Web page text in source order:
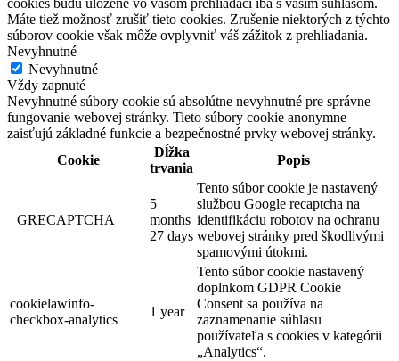
cookies budú uložené vo vašom prehliadači iba s vaším súhlasom.
Máte tiež možnosť zrušiť tieto cookies. Zrušenie niektorých z týchto
súborov cookie však môže ovplyvniť váš zážitok z prehliadania.
Nevyhnutné
Nevyhnutné
Vždy zapnuté
Nevyhnutné súbory cookie sú absolútne nevyhnutné pre správne
fungovanie webovej stránky. Tieto súbory cookie anonymne
zaisťujú základné funkcie a bezpečnostné prvky webovej stránky.
Cookie
Dĺžka
trvania
Popis
_GRECAPTCHA
5
months
27 days
Tento súbor cookie je nastavený
službou Google recaptcha na
identifikáciu robotov na ochranu
webovej stránky pred škodlivými
spamovými útokmi.
cookielawinfo-
checkbox-analytics
1 year
Tento súbor cookie nastavený
doplnkom GDPR Cookie
Consent sa používa na
zaznamenanie súhlasu
používateľa s cookies v kategórii
„Analytics“.